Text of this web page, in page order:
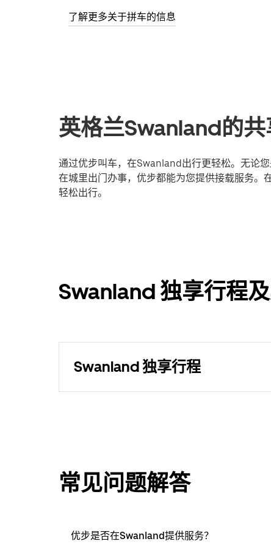
了解更多关于拼车的信息
英格兰Swanland的
通过优步叫车，在Swanland出行更轻松。无论
在城里出门办事，优步都能为您提供接载服务。
轻松出行。
Swanland 独享行程
Swanland 独享行程
常见问题解答
优步是否在Swanland提供服务？